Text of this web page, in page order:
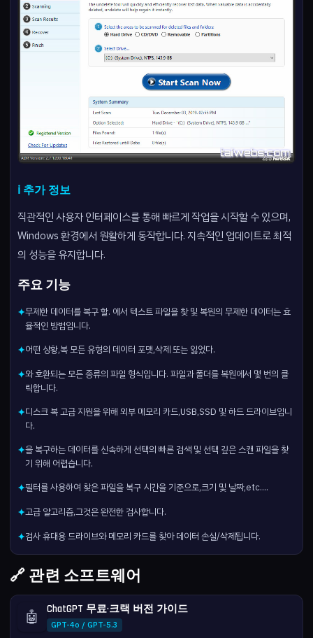
ℹ️ 추가 정보
직관적인 사용자 인터페이스를 통해 빠르게 작업을 시작할 수 있으며,
Windows 환경에서 원활하게 동작합니다. 지속적인 업데이트로 최적
의 성능을 유지합니다.
주요 기능
✦무제한 데이터를 복구 할. 에서 텍스트 파일을 찾 및 복원의 무제한 데이터는 효
율적인 방법입니다.
✦어떤 상황,복 모든 유형의 데이터 포맷,삭제 또는 잃었다.
✦와 호환되는 모든 종류의 파일 형식입니다. 파일과 폴더를 복원에서 몇 번의 클
릭합니다.
✦디스크 복 고급 지원을 위해 외부 메모리 카드,USB,SSD 및 하드 드라이브입니
다.
✦을 복구하는 데이터를 신속하게 선택의 빠른 검색 및 선택 깊은 스캔 파일을 찾
기 위해 어렵습니다.
✦필터를 사용하여 찾은 파일을 복구 시간을 기준으로,크기 및 날짜,etc....
✦고급 알고리즘,그것은 완전한 검사합니다.
✦검사 휴대용 드라이브와 메모리 카드를 찾아 데이터 손실/삭제됩니다.
🔗 관련 소프트웨어
🤖 ChatGPT 무료·크랙 버전 가이드
GPT-4o / GPT-5.3